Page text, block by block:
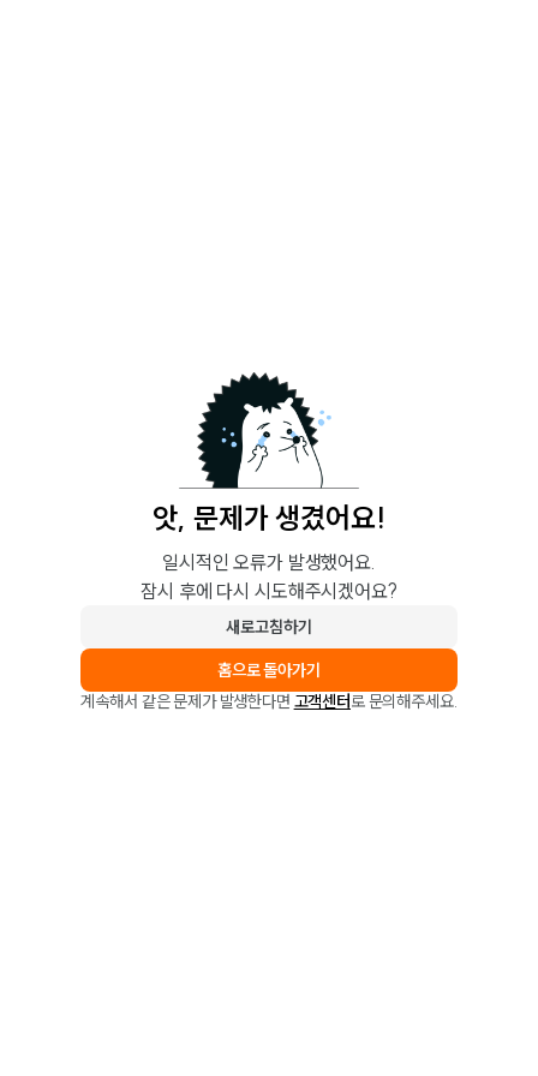
앗, 문제가 생겼어요!
일시적인 오류가 발생했어요.
잠시 후에 다시 시도해주시겠어요?
새로고침하기
홈으로 돌아가기
계속해서 같은 문제가 발생한다면 고객센터로 문의해주세요.